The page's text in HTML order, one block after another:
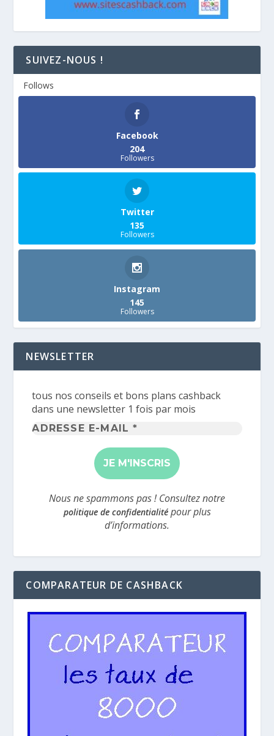
SUIVEZ-NOUS !
Follows
Facebook
204
Followers
Twitter
135
Followers
Instagram
145
Followers
NEWSLETTER
tous nos conseils et bons plans cashback
dans une newsletter 1 fois par mois
Adresse
mail
*
Nous ne spammons pas ! Consultez notre
politique de confidentialitépour plus
d’informations.
COMPARATEUR DE CASHBACK